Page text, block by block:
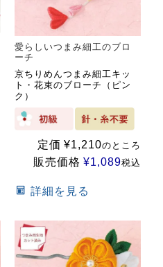
愛らしいつまみ細工のブロ
ーチ
京ちりめんつまみ細工キッ
ト・花束のブローチ（ピン
ク）
定価 ¥1,210のところ
販売価格 ¥1,089税込
詳細を見る